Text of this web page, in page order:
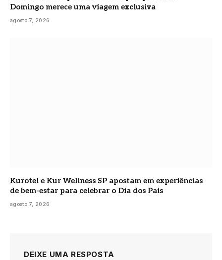
Domingo merece uma viagem exclusiva
agosto 7, 2026
Kurotel e Kur Wellness SP apostam em experiências
de bem-estar para celebrar o Dia dos Pais
agosto 7, 2026
DEIXE UMA RESPOSTA